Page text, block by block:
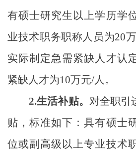
有硕士研究生以上学历学
业技术职务职称人员为20
实际制定急需紧缺人才认
紧缺人才为10万元/人。
2.生活补贴。 对全职引
贴，标准如下：具有硕士
位或副高级以上专业技术